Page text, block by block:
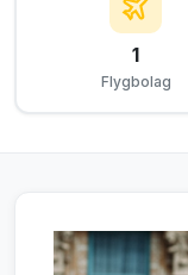
1
Flygbolag